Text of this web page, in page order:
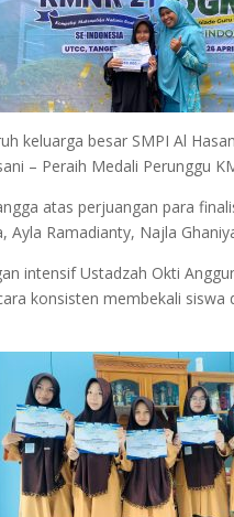
keluarga besar SMPI Al
– Peraih Medali Perunggu
atas perjuangan para
Ramadianty, Najla
intensif Ustadzah Okti
konsisten membekali